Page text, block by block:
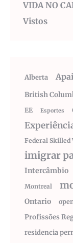
VIDA NO
Vistos
Alberta
British
EE
Esportes
Federal Skilled
imigrar
Intercâmbio
Montreal
Ontario
Profissões
residencia